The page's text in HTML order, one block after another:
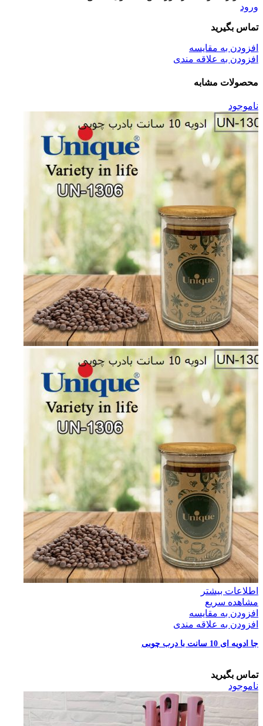
ورود
تماس بگیرید
افزودن به مقایسه
افزودن به علاقه مندی
محصولات مشابه
ناموجود
اطلاعات بیشتر
مشاهده سریع
افزودن به مقایسه
افزودن به علاقه مندی
جا ادویه ای 10 سانت با درب چوبی
تماس بگیرید
ناموجود